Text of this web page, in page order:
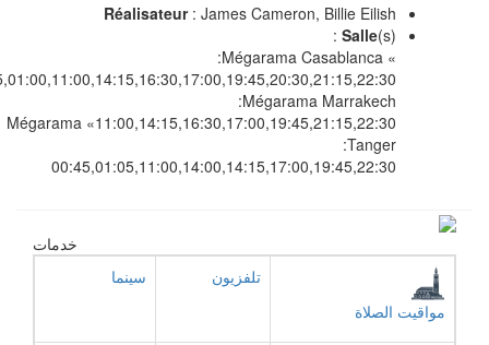
Réalisateur: James Cameron, Billie Eilish
Salle(s) :
» Mégarama Casablanca:
Mégarama Marrakech:
11:00,14:15,16:30,17:00,19:45,21:15,22:30» Mégarama
Tanger:
00:45,01:05,11:00,14:00,14:15,17:00,19:45,22:30
خدمات
مواقيت الصلاة
تلفزيون سينما